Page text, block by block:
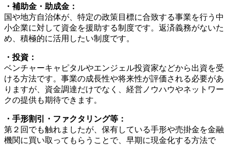
・補助金・助成金：
国や地方自治体が、特定の政策目標に合致する事業を行う中
小企業に対して資金を援助する制度です。返済義務がないた
め、積極的に活用したい制度です。
・投資：
ベンチャーキャピタルやエンジェル投資家などから出資を受
ける方法です。事業の成長性や将来性が評価される必要があ
りますが、資金調達だけでなく、経営ノウハウやネットワー
クの提供も期待できます。
・手形割引・ファクタリング等：
第２回でも触れましたが、保有している手形や売掛金を金融
機関に買い取ってもらうことで、早期に現金化する方法で